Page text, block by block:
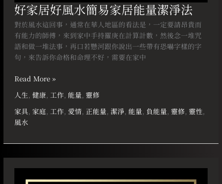
好家居好風水簡易家居能量潔淨法
對於風水這回事，通常在華人地區的看法是，一定要請昂貴而
有能力的師傅，來到家中手持羅庚在計算計數，然後念一堆咒
語和做一堆法事，再口若懸河跟你說出一些帶有恐嚇字樣的字
句，來告訴你命格和命理不好，需要在家中
Read More »
人生 ,健康, 工作, 能量,靈修
家具,家庭, 工作, 愛情, 正能量, 潔淨, 能量, 負能量,靈修,靈性,
風水